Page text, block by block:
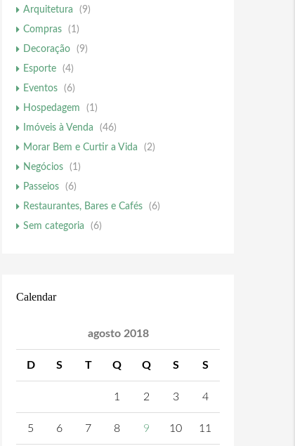
Arquitetura
(9)
Compras
(1)
Decoração
(9)
Esporte
(4)
Eventos
(6)
Hospedagem
(1)
Imóveis à Venda
(46)
Morar Bem e Curtir a Vida
(2)
Negócios
(1)
Passeios
(6)
Restaurantes, Bares e Cafés
(6)
Sem categoria
(6)
Calendar
agosto 2018
D S T Q Q S S
1 2 3 4
5 6 7 8 9 10 11